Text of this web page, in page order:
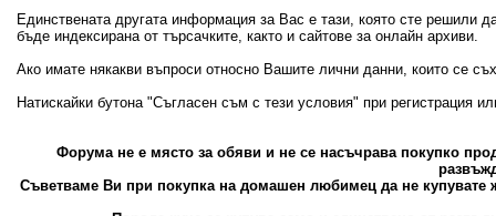
Единствената другата информация за Вас е тази, която сте решили
бъде индексирана от търсачките, както и сайтове за онлайн архиви.
Ако имате някакви въпроси относно Вашите лични данни, които се
Натискайки бутона "Съгласен съм с тези условия" при
Форума не е място за обяви и не се насъчрава покупко
Съветваме Ви при покупка на домашен любимец да не купувате